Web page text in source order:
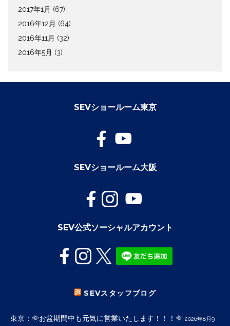
2017年1月 (67)
2016年12月 (64)
2016年11月 (32)
2016年5月 (3)
SEVショールーム東京
SEVショールーム大阪
SEV公式ソーシャルアカウント
SEVスタッフブログ
東京：🌞お盆期間中も元気に営業いたします！！！🌞 2026年8月9